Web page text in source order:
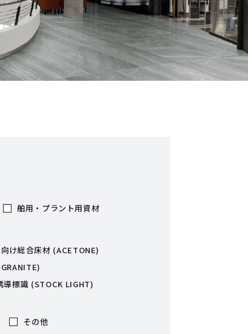
舶用・プラント用資材
け総合床材 (ACETONE)
導標識 (STOCK LIGHT)
その他